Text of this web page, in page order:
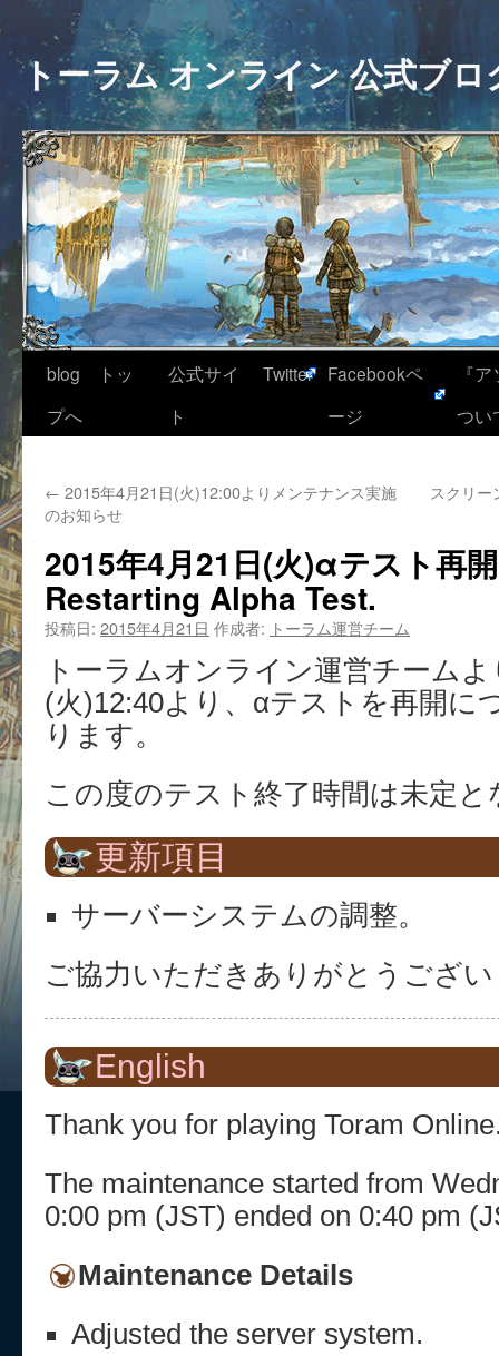
トーラム オンライン 公式ブロ
blog トッ
プへ
公式サイ
ト
Twitter
Facebookペ
ージ
『
つい
← 2015年4月21日(火)12:00よりメンテナンス実施
のお知らせ
スクリ
2015年4月21日(火)αテスト再
Restarting Alpha Test.
投稿日: 2015年4月21日 作成者: トーラム運営チーム
トーラムオンライン運営チーム
(火)12:40より、αテストを再開に
ります。
この度のテスト終了時間は未定と
更新項目
サーバーシステムの調整。
ご協力いただきありがとうござ
English
Thank you for playing Toram
The maintenance started from
0:00 pm (JST) ended on 0:40 pm
Maintenance Details
Adjusted the server system.